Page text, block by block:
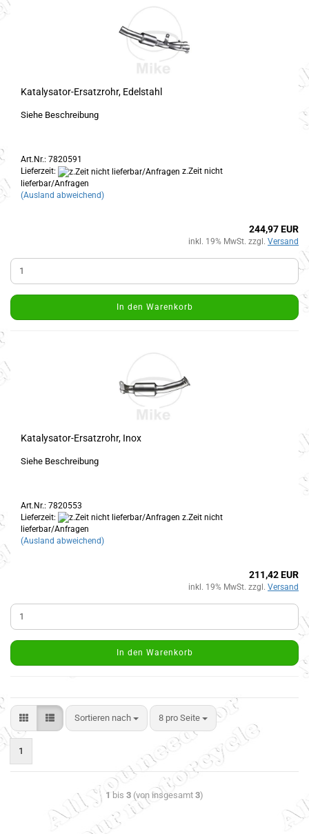
Katalysator-Ersatzrohr, Edelstahl
Siehe Beschreibung
Art.Nr.: 7820591
Lieferzeit:
z.Zeit nicht
lieferbar/Anfragen
(Ausland abweichend)
244,97 EUR
inkl. 19% MwSt. zzgl. Versand
In den Warenkorb
Katalysator-Ersatzrohr, Inox
Siehe Beschreibung
Art.Nr.: 7820553
Lieferzeit:
z.Zeit nicht
lieferbar/Anfragen
(Ausland abweichend)
211,42 EUR
inkl. 19% MwSt. zzgl. Versand
In den Warenkorb
Sortieren nach 8 pro Seite
1
1 bis 3 (von insgesamt 3)